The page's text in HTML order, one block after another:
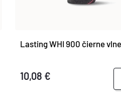
Lasting WHI 900 čierne
10,08 €